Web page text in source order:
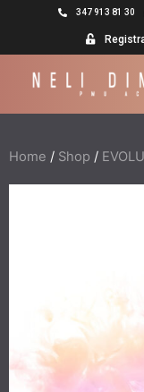
347 913 81 30
Home / Shop /